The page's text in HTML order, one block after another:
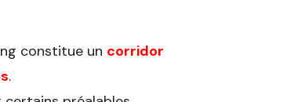
constitue un corridor
.